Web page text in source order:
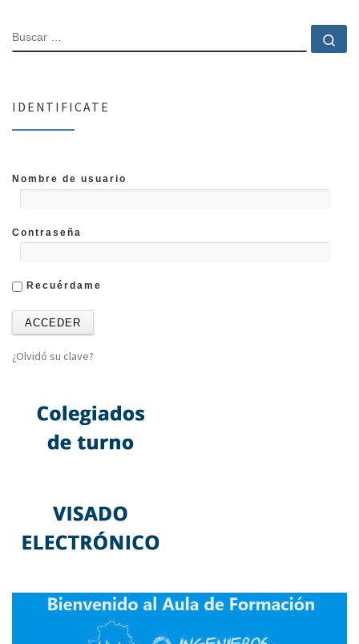
BUSCAR
IDENTIFICATE
Nombre de usuario
Contraseña
Recuérdame
¿Olvidó su clave?